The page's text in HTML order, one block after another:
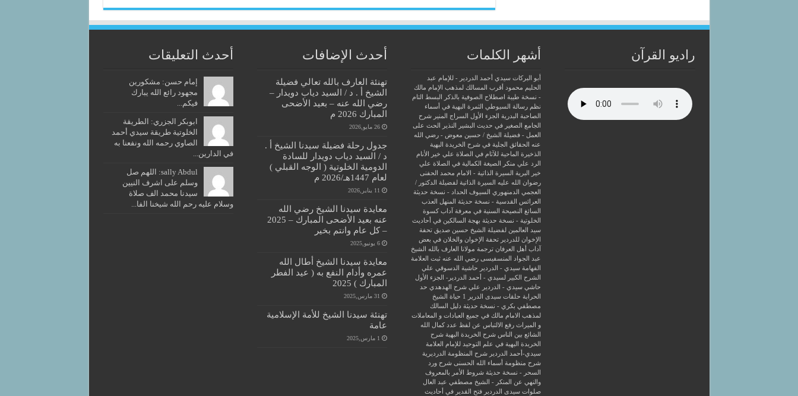
bo
ok
tte
r
er
es
ed
In
lo
ok
.c
o
m
ail
re
راديو القرآن أشهر الكلمات
أبو البركات سيدي أحمد الدردير - للإمام عبد
الحليم محمود
أقرب المسالك لمذهب الإمام مالك
- نسخة طيبة اصطلاح الصوفية بالذكر
البسط التام
نظم رسالة السيوطي
الثمرة البهية في أسماء
الصاحبة البدرية
الجزء الأول السراج المنير شرح
الجامع الصغير في حديث البشير النذير
الحث على
العمل - فضيلة الشيخ / حسين معوض - رضي الله
عنه
الحقائق الجلية في شرح الخريدة البهية
الذخيرة الماحية للآثام في الصلاة علي خير الأنام
الرد علي منكر الصيغة الكمالية في الصلاة علي
خير البرية
السيرة الذاتية - الامام محمد الحفنى
رضوان الله عليه
السيرة الذاتية لفضيلة الدكتور /
العجمي الدمنهوري
السيوف الحداد - نسخة حديثة
العرائس القدسية - نسخة حديثة
المنهل العذب
السائغ
النصيحة السنية في معرفة آداب كسوة
الخلوتية - نسخة حديثة بهجة السالكين في أحاديث
سيد العالمين لفضيلة الشيخ حسين صديق
تحفة
الإخوان للدردير تحفة الإخوان والخلان في بعض
آداب أهل العرفان ترجمة مولانا العارف بالله الشيخ
عبد الجواد المنسفيسى رضي الله عنه ثبت العلامة
الفهامة سيدي - الدردير
حاشية الدسوقي علي
الشرح الكبير لسيدي - أحمد الدردير- الجزء الأول
حاشي سيدي - الدردير علي شرح الهدهدي حد
الحرابة حلقات سيدى الدرير 1
حياة الشيخ
مصطفي بكري - نسخة حديثة دليل السالك
لمذهب الامام مالك في جميع العبادات و المعاملات
و الميراث رفع الالتباس عن لفظ عدد كمال الله
الشائع بين الناس شرح الخريدة البهية شرح
الخريدة البهية في علم التوحيد للإمام العلامة
سيدي-أحمد الدردير شرح المنظومة الدرديرية
شرح منظومة أسماء الله الحسنى شرح ورد
السحر - نسخة حديثة شروط الأمر بالمعروف
والنهي عن المنكر - الشيخ مصطفي عبد العال
صلوات سيدى الدردير فتح القدير في أحاديث
أحدث الإضافات
تهنئة العارف بالله تعالي فضيلة
الشيخ أ . د / السيد دياب دويدار –
رضي الله عنه – بعيد الأضحى
المبارك 2026 م
26 مايو,2026
جدول رحلة فضيلة سيدنا الشيخ أ .
د / السيد دياب دويدار للسادة
الدومية الخلوتية ( الوجه القبلي )
لعام 1447هـ/2026 م
11 يناير,2026
معايدة سيدنا الشيخ رضي الله
عنه بعيد الأضحى المبارك – 2025
– كل عام وانتم بخير
6 يونيو,2025
معايدة سيدنا الشيخ أطال الله
عمره وأدام النفع به ( عيد الفطر
المبارك ) 2025
31 مارس,2025
تهنئة سيدنا الشيخ للأمة الإسلامية
عامة
1 مارس,2025
أحدث التعليقات
إمام حسن: مشكورين
مجهود رائع الله يبارك
فيكم...
ابوبكر الجزري: الطريقة
الخلوتية طريقة سيدي أحمد
الصاوي رحمه الله ونفعنا به
في الدارين...
sally Abdul: اللهم صل
وسلم على اشرف النيين
سيدنا محمد الف صلاة
وسلام عليه رحم الله شيخنا الفا...